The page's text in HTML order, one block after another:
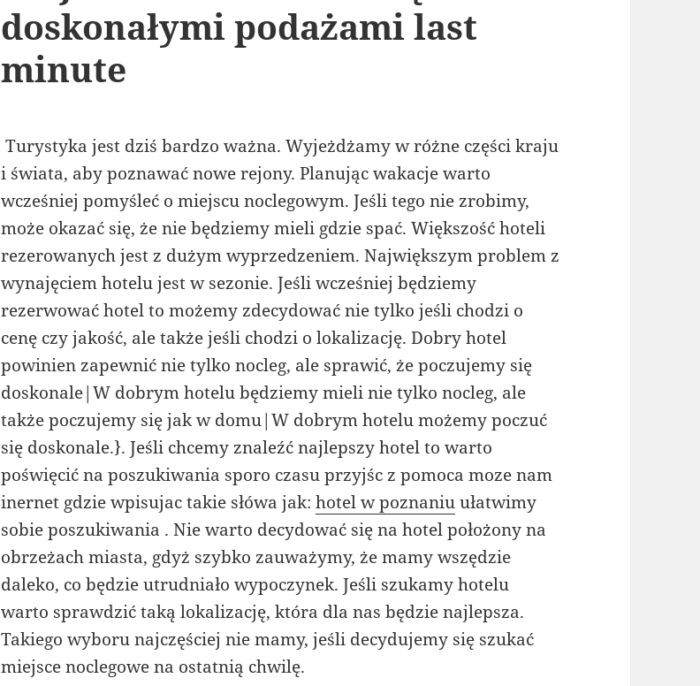
doskonałymi podażami last
minute
Turystyka jest dziś bardzo ważna. Wyjeżdżamy w różne części kraju
i świata, aby poznawać nowe rejony. Planując wakacje warto
wcześniej pomyśleć o miejscu noclegowym. Jeśli tego nie zrobimy,
może okazać się, że nie będziemy mieli gdzie spać. Większość hoteli
rezerowanych jest z dużym wyprzedzeniem. Największym problem z
wynajęciem hotelu jest w sezonie. Jeśli wcześniej będziemy
rezerwować hotel to możemy zdecydować nie tylko jeśli chodzi o
cenę czy jakość, ale także jeśli chodzi o lokalizację. Dobry hotel
powinien zapewnić nie tylko nocleg, ale sprawić, że poczujemy się
doskonale|W dobrym hotelu będziemy mieli nie tylko nocleg, ale
także poczujemy się jak w domu|W dobrym hotelu możemy poczuć
się doskonale.}. Jeśli chcemy znaleźć najlepszy hotel to warto
poświęcić na poszukiwania sporo czasu przyjśc z pomoca moze nam
inernet gdzie wpisujac takie słówa jak:hotel w poznaniuułatwimy
sobie poszukiwania . Nie warto decydować się na hotel położony na
obrzeżach miasta, gdyż szybko zauważymy, że mamy wszędzie
daleko, co będzie utrudniało wypoczynek. Jeśli szukamy hotelu
warto sprawdzić taką lokalizację, która dla nas będzie najlepsza.
Takiego wyboru najczęściej nie mamy, jeśli decydujemy się szukać
miejsce noclegowe na ostatnią chwilę.